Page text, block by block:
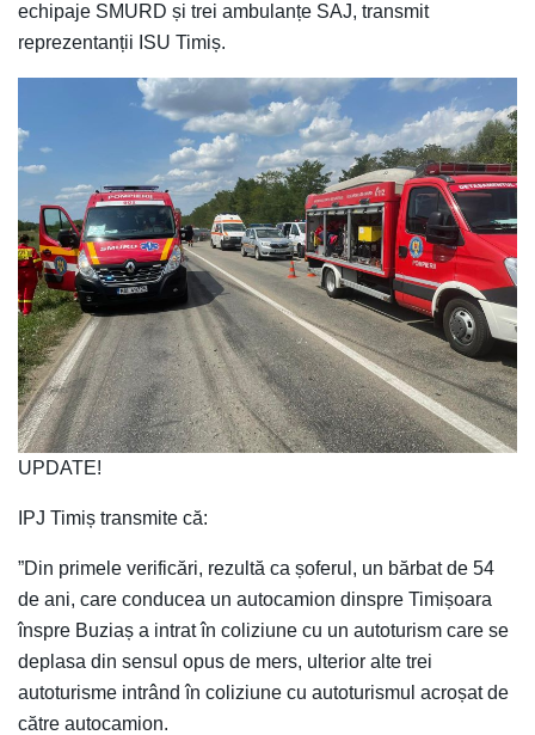
echipaje SMURD și trei ambulanțe SAJ, transmit
reprezentanții ISU Timiș.
UPDATE!
IPJ Timiș transmite că:
”Din primele verificări, rezultă ca șoferul, un bărbat de 54
de ani, care conducea un autocamion dinspre Timișoara
înspre Buziaș a intrat în coliziune cu un autoturism care se
deplasa din sensul opus de mers, ulterior alte trei
autoturisme intrând în coliziune cu autoturismul acroșat de
către autocamion.